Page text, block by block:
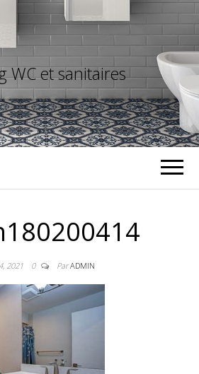
WC et sanitaires
2021 0 ParADMIN